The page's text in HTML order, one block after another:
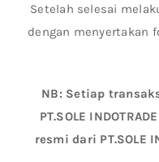
Setelah selesai
dengan menyertakan
NB: Setiap
PT.SOLE
resmi dari PT.SOLE